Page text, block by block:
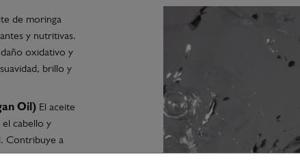
de moringa
y nutritivas.
oxidativo y
brillo y
Oil) El aceite
cabello y
Contribuye a
acabado más